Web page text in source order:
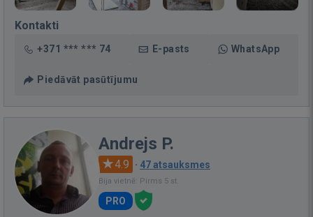
Kontakti
+371 *** *** 74 E-pasts WhatsApp
Piedāvāt pasūtījumu
Andrejs P.
4.9 · 47 atsauksmes
Bija vietnē: Pirms 5 st.
PRO